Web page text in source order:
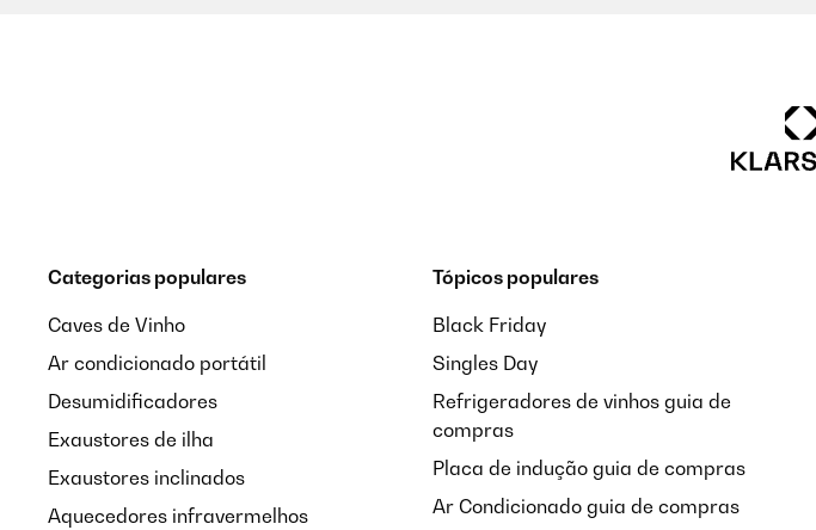
Categorias populares
Caves de Vinho
Ar condicionado portátil
Desumidificadores
Exaustores de ilha
Exaustores inclinados
Aquecedores infravermelhos
Tópicos populares
Black Friday
Singles Day
Refrigeradores de vinhos guia de
compras
Placa de indução guia de compras
Ar Condicionado guia de compras